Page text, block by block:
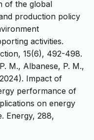
of the global
production policy
activities.
15(6), 492-498.
M., Albanese, P. M.,
Impact of
performance of
on energy
Energy, 288,